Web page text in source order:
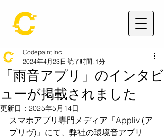
「雨音アプリ」のインタビ
ューが掲載されました
Codepaint Inc.
2024年4月23日 読了時間: 1分
更新日： 2025年5月14日
スマホアプリ専門メディア「Appliv (ア
プリヴ)」にて、弊社の環境音アプリ